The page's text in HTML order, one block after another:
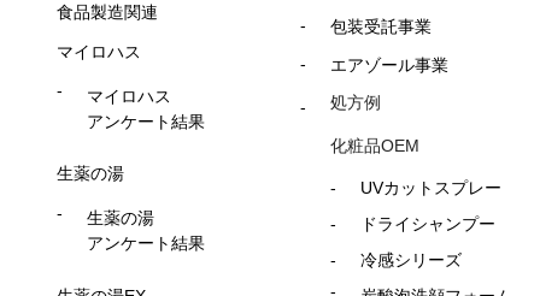
食品製造関連
マイロハス
マイロハス
アンケート結果
生薬の湯
生薬の湯
アンケート結果
包装受託事業
エアゾール事業
処方例
化粧品OEM
UVカットスプレー
ドライシャンプー
冷感シリーズ